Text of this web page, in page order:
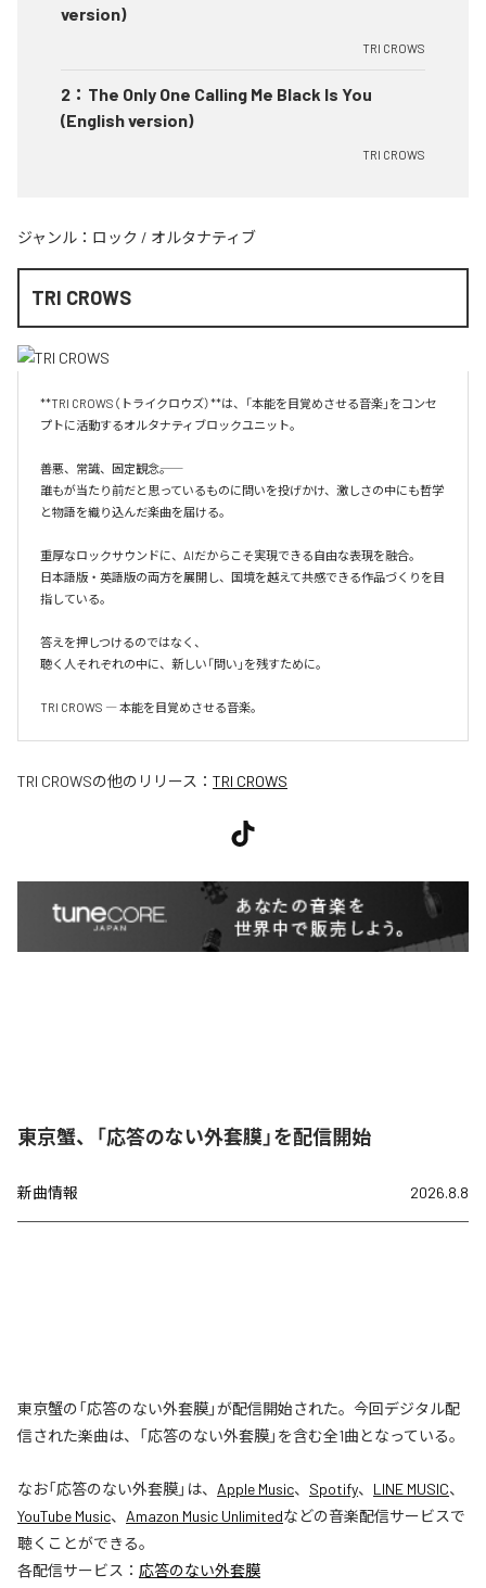
version)
TRI CROWS
2 ： The Only One Calling Me Black Is You
(English version)
TRI CROWS
ジャンル： ロック / オルタナティブ
TRI CROWS
**TRI CROWS（トライクロウズ）**は、「本能を目覚めさせる音楽」をコンセ
プトに活動するオルタナティブロックユニット。
善悪、常識、固定観念――。
誰もが当たり前だと思っているものに問いを投げかけ、激しさの中にも哲学
と物語を織り込んだ楽曲を届ける。
重厚なロックサウンドに、AIだからこそ実現できる自由な表現を融合。
日本語版・英語版の両方を展開し、国境を越えて共感できる作品づくりを目
指している。
答えを押しつけるのではなく、
聴く人それぞれの中に、新しい「問い」を残すために。
TRI CROWS ― 本能を目覚めさせる音楽。
TRI CROWSの他のリリース： TRI CROWS
東京蟹、「応答のない外套膜」を配信開始
新曲情報 2026.8.8
東京蟹の「応答のない外套膜」が配信開始された。今回デジタル配
信された楽曲は、「応答のない外套膜」を含む全1曲となっている。
なお「応答のない外套膜」は、 Apple Music、 Spotify、 LINE MUSIC、
YouTube Music、 Amazon Music Unlimitedなどの音楽配信サービスで
聴くことができる。
各配信サービス： 応答のない外套膜